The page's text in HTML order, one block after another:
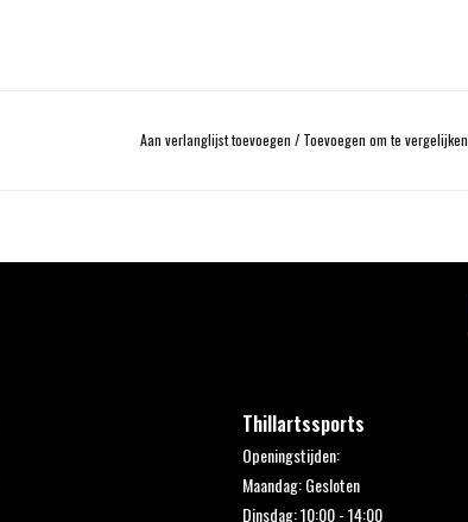
Aan verlanglijst toevoegen / Toevoegen om te vergelijken
Thillartssports
Openingstijden:
Maandag: Gesloten
Dinsdag: 10:00 - 14:00